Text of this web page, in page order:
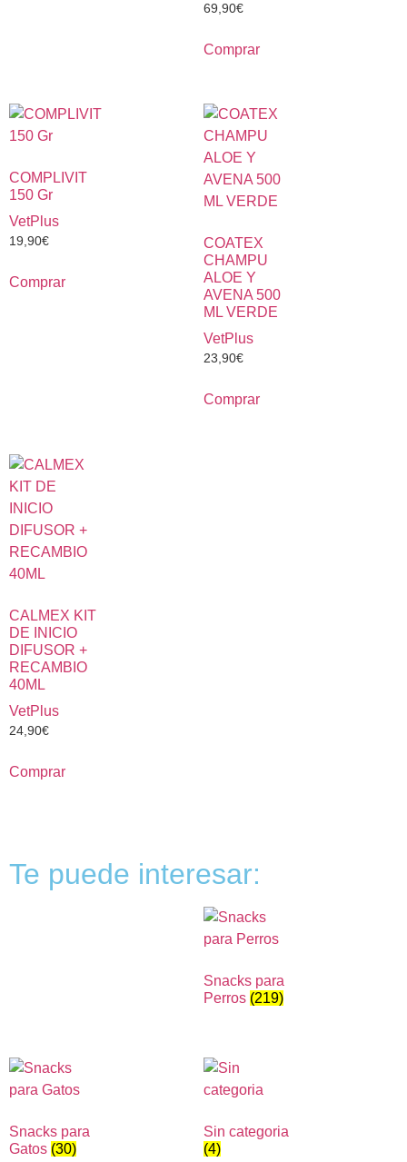
69,90€
Comprar
COMPLIVIT
150 Gr
VetPlus
19,90€
Comprar
COATEX
CHAMPU
ALOE Y
AVENA 500
ML VERDE
VetPlus
23,90€
Comprar
CALMEX KIT
DE INICIO
DIFUSOR +
RECAMBIO
40ML
VetPlus
24,90€
Comprar
Te puede interesar:
Snacks para
Perros (219)
Snacks para
Gatos (30)
Sin categoria
(4)